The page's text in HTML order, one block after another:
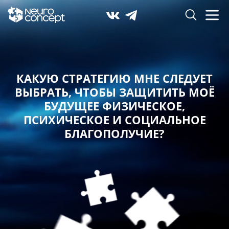
КАКУЮ СТРАТЕГИЮ МНЕ СЛЕДУЕТ
ВЫБРАТЬ,ЧТОБЫ ЗАЩИТИТЬ МОЁ
БУДУЩЕЕ ФИЗИЧЕСКОЕ,
ПСИХИЧЕСКОЕ И СОЦИАЛЬНОЕ
БЛАГОПОЛУЧИЕ?